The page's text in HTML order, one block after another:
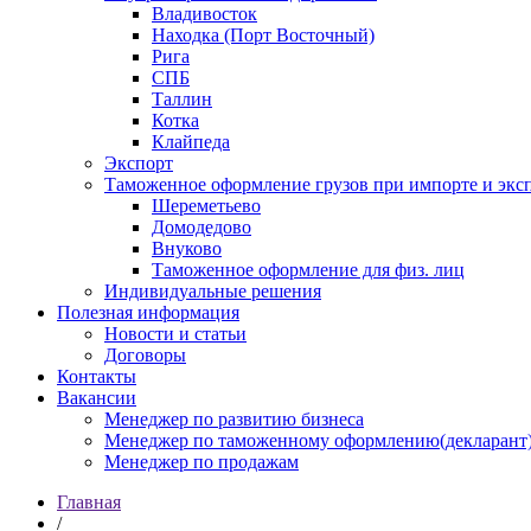
Владивосток
Находка (Порт Восточный)
Рига
СПБ
Таллин
Котка
Клайпеда
Экспорт
Таможенное оформление грузов при импорте и
Шереметьево
Домодедово
Внуково
Таможенное оформление для физ. лиц
Индивидуальные решения
Полезная информация
Новости и статьи
Договоры
Контакты
Вакансии
Менеджер по развитию бизнеса
Менеджер по таможенному
Менеджер по продажам
Главная
/